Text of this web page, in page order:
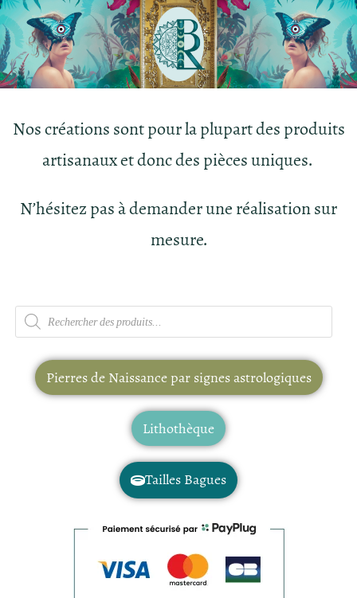
Nos créations sont pour la plupart des produits
artisanaux et donc des pièces uniques.
N’hésitez pas à demander une réalisation sur
mesure.
Pierres de Naissance par signes astrologiques
Lithothèque
Tailles Bagues